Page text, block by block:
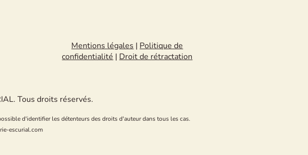
Mentions légales|Politique de
confidentialité|Droit de rétractation
Tous droits réservés.
d'identifier les détenteurs des droits d'auteur dans tous les cas.
escurial.com